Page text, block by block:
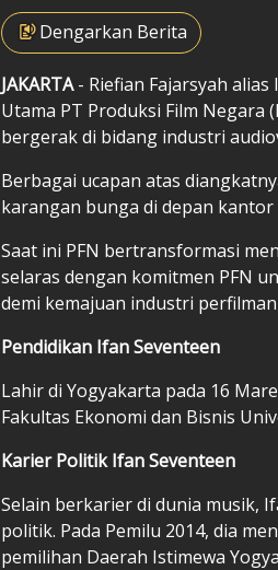
Dengarkan Berita
JAKARTA- Riefian Fajarsyah
Utama PT Produksi Film Negara
bergerak di bidang industri
Berbagai ucapan atas
karangan bunga di depan kantor
Saat ini PFN bertransformasi
selaras dengan komitmen PFN
demi kemajuan industri
Pendidikan Ifan Seventeen
Lahir di Yogyakarta pada 16
Fakultas Ekonomi dan Bisnis
Karier Politik Ifan Seventeen
Selain berkarier di dunia musik,
politik. Pada Pemilu 2014, dia
pemilihan Daerah Istimewa